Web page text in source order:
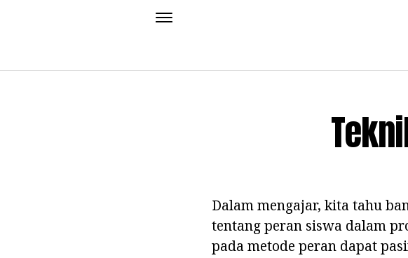
Dalam mengajar, kita tahu
tentang peran siswa dalam
pada metode peran dapat